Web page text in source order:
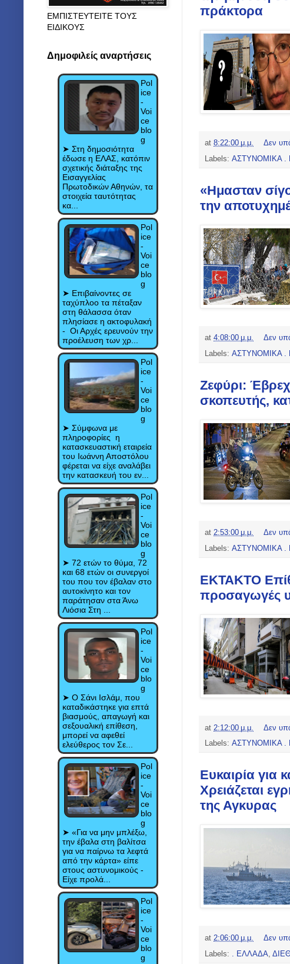
πράκτορα
at 8:22:00 μ.μ.
Δεν
Labels: ΑΣΤΥΝΟΜΙΚΑ .
«Ημασταν
την
at 4:08:00 μ.μ.
Δεν
Labels: ΑΣΤΥΝΟΜΙΚΑ .
Ζεφύρι:
σκοπευτής,
at 2:53:00 μ.μ.
Δεν
Labels: ΑΣΤΥΝΟΜΙΚΑ .
ΕΚΤΑΚΤΟ
προσαγωγές
at 2:12:00 μ.μ.
Δεν
Labels: ΑΣΤΥΝΟΜΙΚΑ .
Ευκαιρία για
Χρειάζεται
της Αγκυρας
at 2:06:00 μ.μ.
Δεν
Labels:
. ΕΛΛΑΔΑ
ΕΜΠΙΣΤΕΥΤΕΙΤΕ ΤΟΥΣ
ΕΙΔΙΚΟΥΣ
Δημοφιλείς αναρτήσεις
Pol
ice
-
Voi
ce
blo
g
➤ Στη δημοσιότητα
έδωσε η ΕΛΑΣ, κατόπιν
σχετικής διάταξης της
Εισαγγελίας
Πρωτοδικών Αθηνών, τα
στοιχεία ταυτότητας
κα...
Pol
ice
-
Voi
ce
blo
g
➤ Eπιβαίνοντες σε
ταχύπλοο τα πέταξαν
στη θάλασσα όταν
πλησίασε η ακτοφυλακή
- Οι Αρχές ερευνούν την
προέλευση των χρ...
Pol
ice
-
Voi
ce
blo
g
➤ Σύμφωνα με
πληροφορίες η
κατασκευαστική εταιρεία
του Ιωάννη Αποστόλου
φέρεται να είχε αναλάβει
την κατασκευή του εν...
Pol
ice
-
Voi
ce
blo
g
➤ 72 ετών το θύμα, 72
και 68 ετών οι συνεργοί
του που τον έβαλαν στο
αυτοκίνητο και τον
παράτησαν στα Άνω
Λιόσια Στη ...
Pol
ice
-
Voi
ce
blo
g
➤ Ο Σάνι Ισλάμ, που
καταδικάστηκε για επτά
βιασμούς, απαγωγή και
σεξουαλική επίθεση,
μπορεί να αφεθεί
ελεύθερος τον Σε...
Pol
ice
-
Voi
ce
blo
g
➤ «Για να μην μπλέξω,
την έβαλα στη βαλίτσα
για να παίρνω τα λεφτά
από την κάρτα» είπε
στους αστυνομικούς -
Είχε προλά...
Pol
ice
-
Voi
ce
blo
g